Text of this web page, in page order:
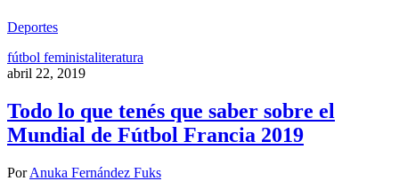
Deportes
fútbol feministaliteratura
abril 22, 2019
Todo lo que tenés que saber sobre el
Mundial de Fútbol Francia 2019
PorAnuka Fernández Fuks